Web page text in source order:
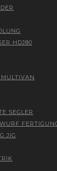
HDJ80
SEGLER
JIG